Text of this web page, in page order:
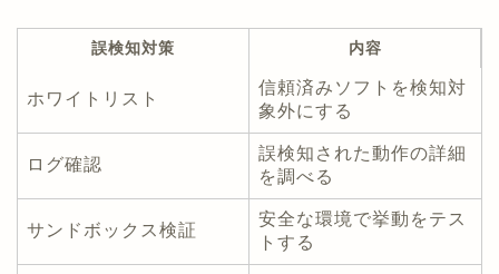
誤検知対策 内容
ホワイトリスト
信頼済みソフトを検知対
象外にする
ログ確認
誤検知された動作の詳細
を調べる
サンドボックス検証
安全な環境で挙動をテス
トする